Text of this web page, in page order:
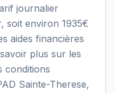
journalier
soit environ 1935€
aides financières
plus sur les
conditions
Sainte-Therese,